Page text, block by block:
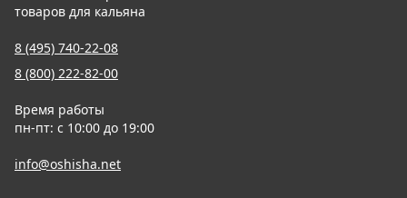
товаров для кальяна
8 (495) 740-22-08
8 (800) 222-82-00
Время работы
пн-пт: с 10:00 до 19:00
info@oshisha.net